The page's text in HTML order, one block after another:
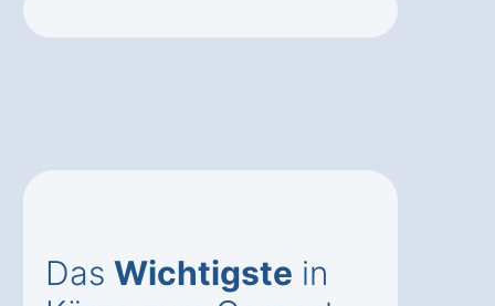
Das Wichtigste in